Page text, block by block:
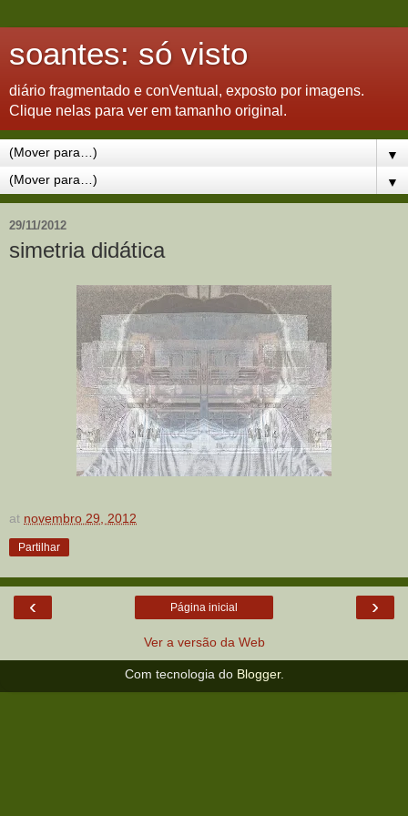
soantes: só visto
diário fragmentado e conVentual, exposto por imagens.
Clique nelas para ver em tamanho original.
▼
▼
29/11/2012
simetria didática
at novembro 29, 2012
Partilhar
‹ ›
Página inicial
Ver a versão da Web
Com tecnologia do Blogger.